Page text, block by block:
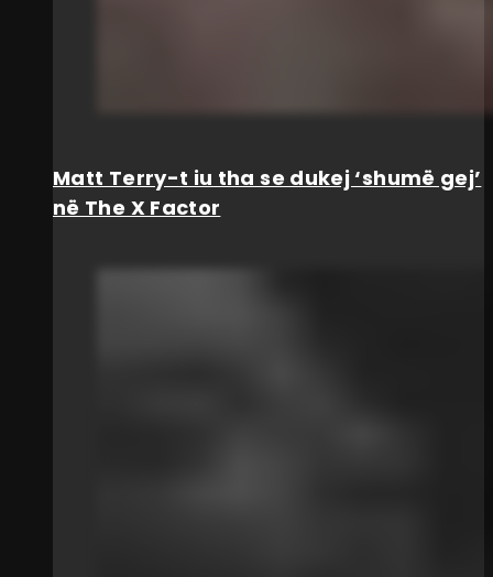
Matt Terry-t iu tha se dukej ‘shumë gej’
në The X Factor